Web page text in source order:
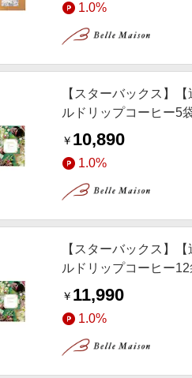
1.0%
【スターバックス】
ルドリップコーヒー5
￥ 10,890
1.0%
【スターバックス】
ルドリップコーヒー
￥ 11,990
1.0%